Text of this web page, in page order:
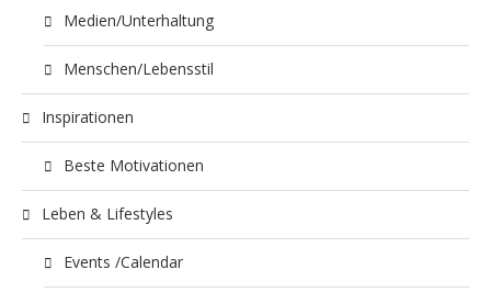
Medien/Unterhaltung
Menschen/Lebensstil
Inspirationen
Beste Motivationen
Leben & Lifestyles
Events /Calendar